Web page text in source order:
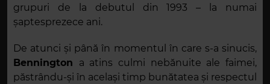
grupuri de la debutul din 1993 – la numai
șaptesprezece ani.
De atunci și până în momentul în care s-a sinucis,
Bennington a atins culmi nebănuite ale faimei,
păstrându-și în același timp bunătatea și respectul